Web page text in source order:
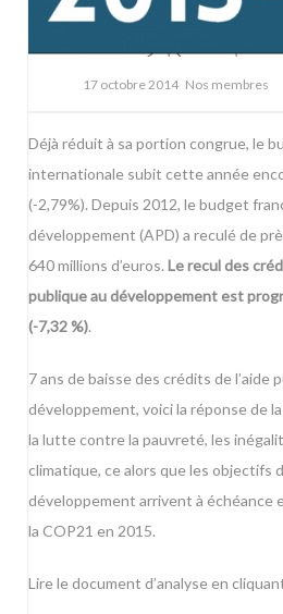
17 octobre 2014 Nos membres
Déjà réduit à sa portion congrue, le
internationale subit cette année
(-2,79%). Depuis 2012, le budget
développement (APD) a reculé de
640 millions d’euros. Le recul des
publique au développement est
(-7,32 %).
7 ans de baisse des crédits de l’aide
développement, voici la réponse de
la lutte contre la pauvreté, les
climatique, ce alors que les objectifs
développement arrivent à échéance
la COP21 en 2015.
Lire le document d’analyse en